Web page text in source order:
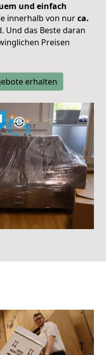
und einfach
innerhalb von nurca.
Und das Beste daran
Preisen
erhalten